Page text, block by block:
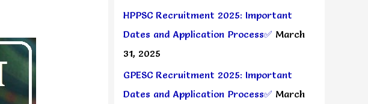
HPPSC Recruitment 2025: Important
Dates and Application Process✅ March
31, 2025
GPESC Recruitment 2025: Important
Dates and Application Process✅ March